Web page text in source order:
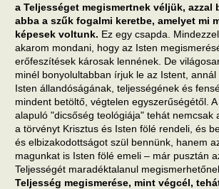
a Teljességet megismertnek véljük, azzal
abba a szűk fogalmi keretbe, amelyet mi
képesek voltunk. Ez egy csapda.
akarom mondani, hogy az Isten
erőfeszítések károsak lennének. De
minél bonyolultabban írjuk le az Istent,
Isten állandóságának, teljességének és
mindent betöltő, végtelen egyszerűségétől.
alapuló "dicsőség teológiája" tehát nemcsak
a törvényt Krisztus és Isten fölé rendeli, és
és elbizakodottságot szül bennünk, hanem
magunkat is Isten fölé emeli – már pusztán
Teljességét maradéktalanul
Teljesség megismerése, mint végcél,